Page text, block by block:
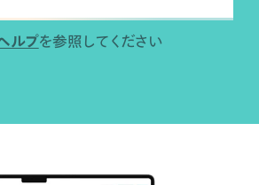
ルプを参照してください